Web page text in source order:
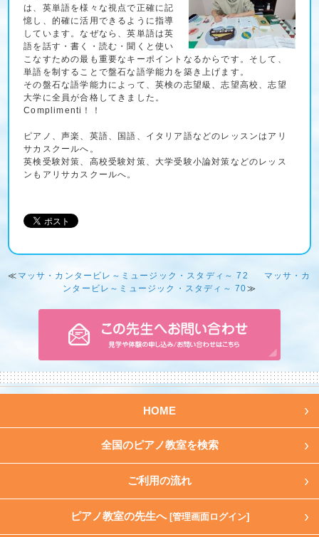
は、英単語を様々な視点で正確に記
憶し、的確に活用できるように指導
しています。なぜなら、英単語は英
語を話す・書く・読む・聞くと使い
こなすための最も重要なキーポイントなるからです。そして、
単語を制することで盤石な語学能力を築き上げます。
その盤石な語学能力によって、英検の志望級、志望高校、志望
大学に全員が合格してきました。
Complimenti！！
ピアノ、声楽、英語、国語、イタリア語などのレッスンはアリ
サカスクールへ。
英検受験対策、高校受験対策、大学受験小論対策などのレッス
ンもアリサカスクールへ。
≪ マッサ・カンタービレ～ミュージック・スタディ～ 72
マッサ・カ
ンタービレ～ミュージック・スタディ～ 70≫
HOME
全国のピアノ教室を検索
ご利用の流れ
ピアノ教室の先生へ [管理画面ログイン]